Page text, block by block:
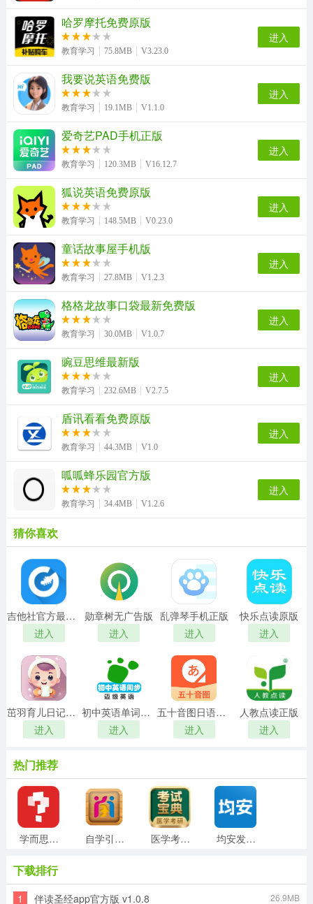
top论坛最新免费版
英语音标发音视频软件最新免费版 iPlay戏剧通用版
cad制图王官方正版
哈罗摩托免费原版
教育学习 75.8MB V3.23.0
进入
我要说英语免费版
教育学习 19.1MB V1.1.0
进入
爱奇艺PAD手机正版
教育学习 120.3MB V16.12.7
进入
狐说英语免费原版
教育学习 148.5MB V0.23.0
进入
童话故事屋手机版
教育学习 27.8MB V1.2.3
进入
格格龙故事口袋最新免费版
教育学习 30.0MB V1.0.7
进入
豌豆思维最新版
教育学习 232.6MB V2.7.5
进入
盾讯看看免费原版
教育学习 44.3MB V1.0
进入
呱呱蜂乐园官方版
教育学习 34.4MB V1.2.6
进入
猜你喜欢
吉他社官方最新版
进入
勋章树无广告版
进入
乱弹琴手机正版
进入
快乐点读原版
进入
茁羽育儿日记正版
进入
初中英语单词同步学手机免费版
进入
五十音图日语学习软件手机正版
进入
人教点读正版
进入
热门推荐
学而思网校手机版 自学引擎免费版 医学考研考试宝典通用版 均安发展培训平台安卓官方版
新汉字宫软件手机正版 小闪免费原版
下载排行
1 伴读圣经app官方版 v1.0.8 26.9MB